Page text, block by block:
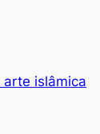
islâmica